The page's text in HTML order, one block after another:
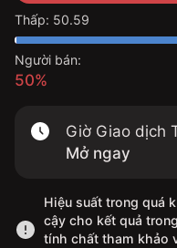
Thấp: 50.59
Người bán:
50%
Giờ Giao dịch
Mở ngay
Hiệu suất trong quá
cậy cho kết quả
tính chất tham khảo